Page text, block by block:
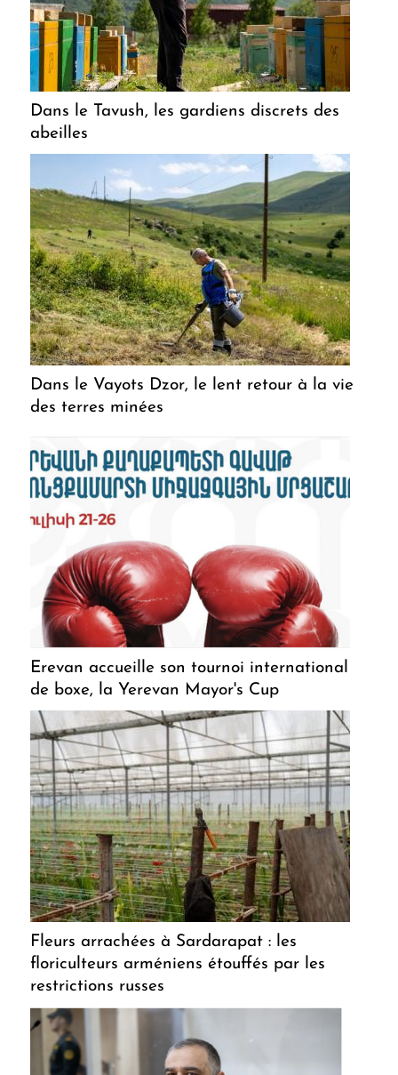
Dans le Tavush, les gardiens discrets des
abeilles
Dans le Vayots Dzor, le lent retour à la vie
des terres minées
Erevan accueille son tournoi international
de boxe, la Yerevan Mayor's Cup
Fleurs arrachées à Sardarapat : les
floriculteurs arméniens étouffés par les
restrictions russes